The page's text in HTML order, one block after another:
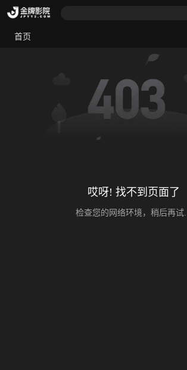
首页
哎呀! 找不到页面了
检查您的网络环境，稍后再试...